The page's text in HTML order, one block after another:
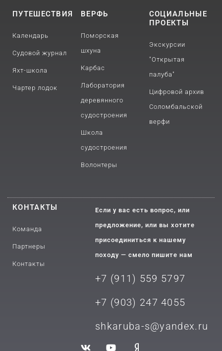
ПУТЕШЕСТВИЯ
Календарь
Судовой журнал
Яхт-школа
Чартер лодок
ВЕРФЬ
Поморская
шхуна
Карбас
Лаборатория
деревянного
судостроения
Школа
судостроения
Волонтеры
СОЦИАЛЬНЫЕ
ПРОЕКТЫ
Экскурсии
"Открытая
палуба"
Цифровой архив
Соломбальской
верфи
КОНТАКТЫ
Команда
Партнеры
Контакты
Если у вас есть вопрос, или
предложение, или вы хотите
присоединиться к нашему
походу — смело пишите нам
+7 (911) 559 5797
+7 (903) 247 4055
shkaruba-s@yandex.ru
Y